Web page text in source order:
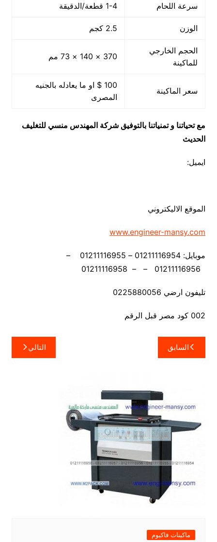
سرعة اللحام 1-4 قطعة/الدقيقة
الوزن 2.5 كجم
الحجم الخارجي
للماكينة
370 × 140 × 73 مم
سعر الماكينة
100 $ او ما يعادله بالجنيه
المصرى
مع تحياتنا و تمنياتنا بالتوفيق شركة المهندس منسي للتغليف
الحديث
ايميل:
الموقع الاليكتروني
www.engineer-mansy.com
موبايل: 01211116954 – 01211116955 –
تليفون ارضي 0225880056
002 كود مصر قبل الرقم
تصفّح
المقالات
السابق التالي
ماكينات فاكيوم